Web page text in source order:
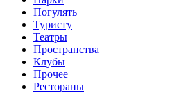
Погулять
Туристу
Театры
Пространства
Клубы
Прочее
Рестораны